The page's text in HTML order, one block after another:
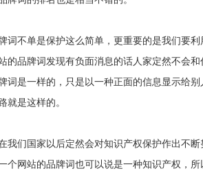
不单是保护这么简单，更重要的是我们要利
的品牌词发现有负面消息的话人家定然不会
词是一样的，只是以一种正面的信息显示给
就是这样的。
我们国家以后定然会对知识产权保护作出不
个网站的品牌词也可以说是一种知识产权，